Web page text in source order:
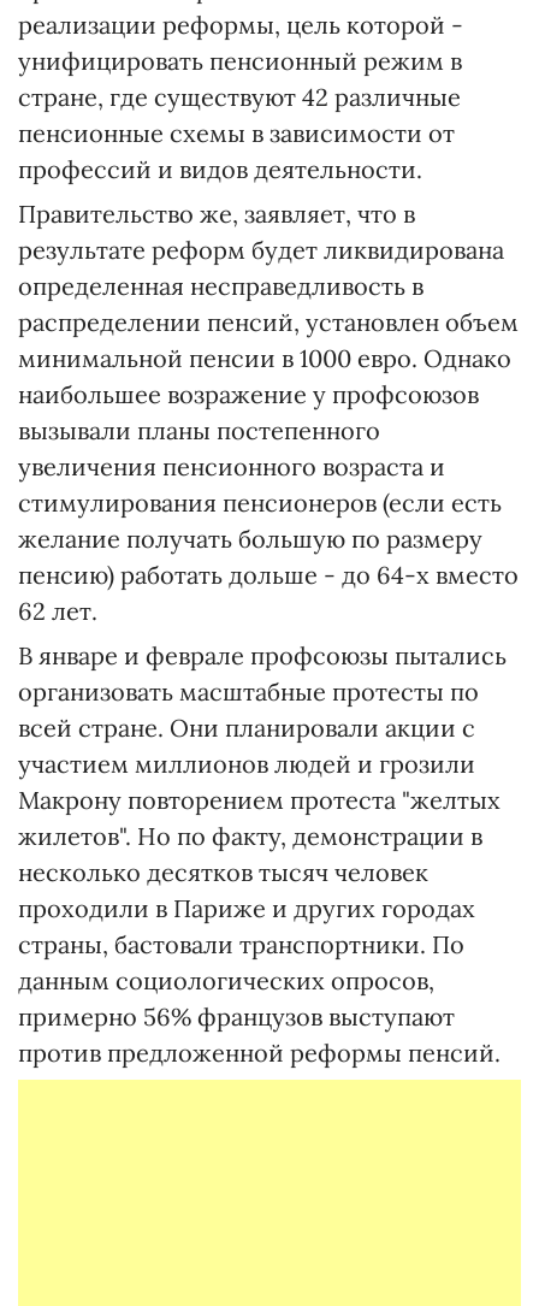
реализации реформы, цель которой -
унифицировать пенсионный режим в
стране, где существуют 42 различные
пенсионные схемы в зависимости от
профессий и видов деятельности.
Правительство же, заявляет, что в
результате реформ будет ликвидирована
определенная несправедливость в
распределении пенсий, установлен объем
минимальной пенсии в 1000 евро. Однако
наибольшее возражение у профсоюзов
вызывали планы постепенного
увеличения пенсионного возраста и
стимулирования пенсионеров (если есть
желание получать большую по размеру
пенсию) работать дольше - до 64-х вместо
62 лет.
В январе и феврале профсоюзы пытались
организовать масштабные протесты по
всей стране. Они планировали акции с
участием миллионов людей и грозили
Макрону повторением протеста "желтых
жилетов". Но по факту, демонстрации в
несколько десятков тысяч человек
проходили в Париже и других городах
страны, бастовали транспортники. По
данным социологических опросов,
примерно 56% французов выступают
против предложенной реформы пенсий.